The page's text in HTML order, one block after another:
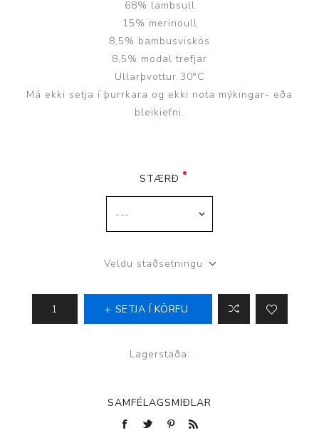
68% lambsull
15% merinoull
8,5% bambusviskós
8,5% modal trefjar
Ullarþvottur 30°C
Má ekki setja í þurrkara og ekki nota mýkingar- eða
bleikiefni.
STÆRÐ
Veldu staðsetningu
SETJA Í KÖRFU
Lagerstaða:
SAMFÉLAGSMIÐLAR